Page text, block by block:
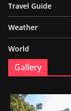
Travel Guide
Weather
World
Gallery